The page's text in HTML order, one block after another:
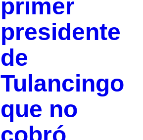
primer
presidente
de
Tulancingo
que no